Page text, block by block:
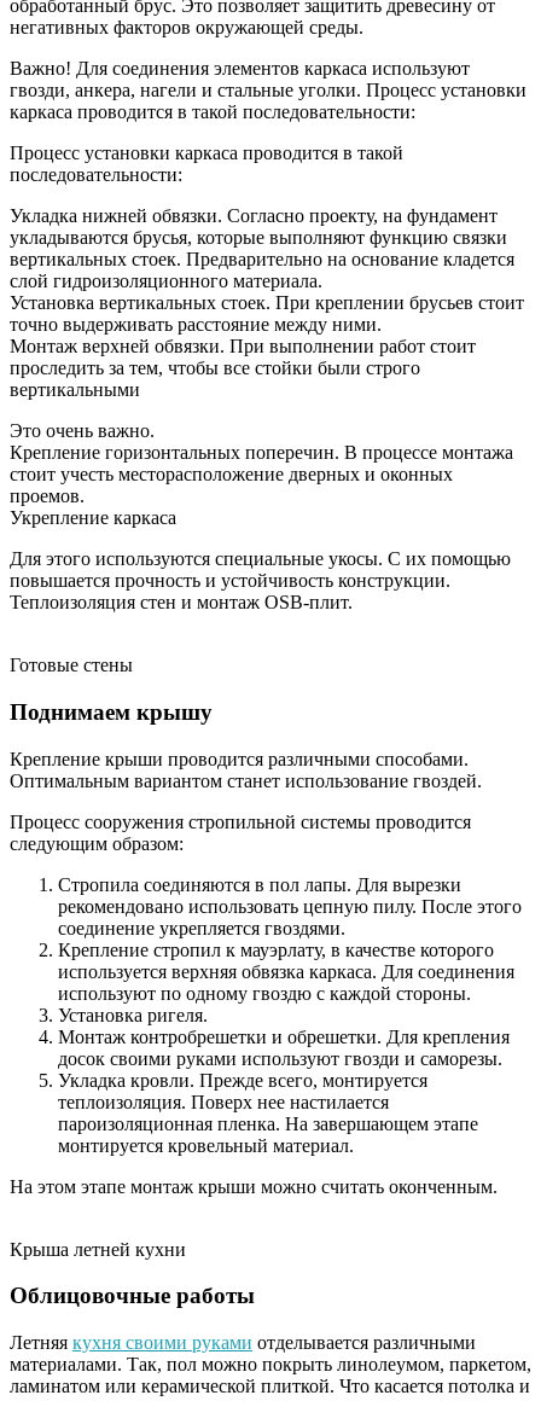
обработанный брус. Это позволяет защитить древесину от
негативных факторов окружающей среды.
Важно! Для соединения элементов каркаса используют
гвозди, анкера, нагели и стальные уголки. Процесс установки
каркаса проводится в такой последовательности:
Процесс установки каркаса проводится в такой
последовательности:
Укладка нижней обвязки. Согласно проекту, на фундамент
укладываются брусья, которые выполняют функцию связки
вертикальных стоек. Предварительно на основание кладется
слой гидроизоляционного материала.
Установка вертикальных стоек. При креплении брусьев стоит
точно выдерживать расстояние между ними.
Монтаж верхней обвязки. При выполнении работ стоит
проследить за тем, чтобы все стойки были строго
вертикальными
Это очень важно.
Крепление горизонтальных поперечин. В процессе монтажа
стоит учесть месторасположение дверных и оконных
проемов.
Укрепление каркаса
Для этого используются специальные укосы. С их помощью
повышается прочность и устойчивость конструкции.
Теплоизоляция стен и монтаж OSB-плит.
Готовые стены
Поднимаем крышу
Крепление крыши проводится различными способами.
Оптимальным вариантом станет использование гвоздей.
Процесс сооружения стропильной системы проводится
следующим образом:
Стропила соединяются в пол лапы. Для вырезки
рекомендовано использовать цепную пилу. После этого
соединение укрепляется гвоздями.
Крепление стропил к мауэрлату, в качестве которого
используется верхняя обвязка каркаса. Для соединения
используют по одному гвоздю с каждой стороны.
Установка ригеля.
Монтаж контробрешетки и обрешетки. Для крепления
досок своими руками используют гвозди и саморезы.
Укладка кровли. Прежде всего, монтируется
теплоизоляция. Поверх нее настилается
пароизоляционная пленка. На завершающем этапе
монтируется кровельный материал.
На этом этапе монтаж крыши можно считать оконченным.
Крыша летней кухни
Облицовочные работы
Летняя кухня своими руками отделывается различными
материалами. Так, пол можно покрыть линолеумом, паркетом,
ламинатом или керамической плиткой. Что касается потолка и